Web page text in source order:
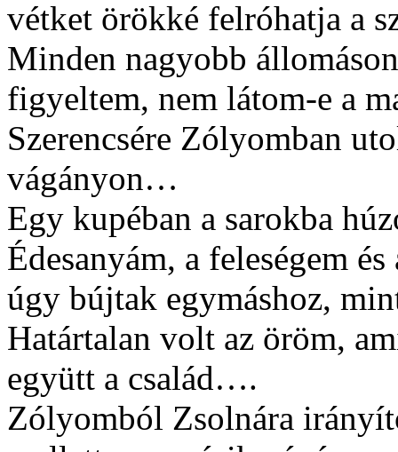
vétket örökké felróhatja a
Minden nagyobb
figyeltem, nem látom-e a
Szerencsére Zólyomban
vágányon…
Egy kupéban a sarokba
Édesanyám, a feleségem
úgy bújtak egymáshoz,
Határtalan volt az öröm,
együtt a család….
Zólyomból Zsolnára